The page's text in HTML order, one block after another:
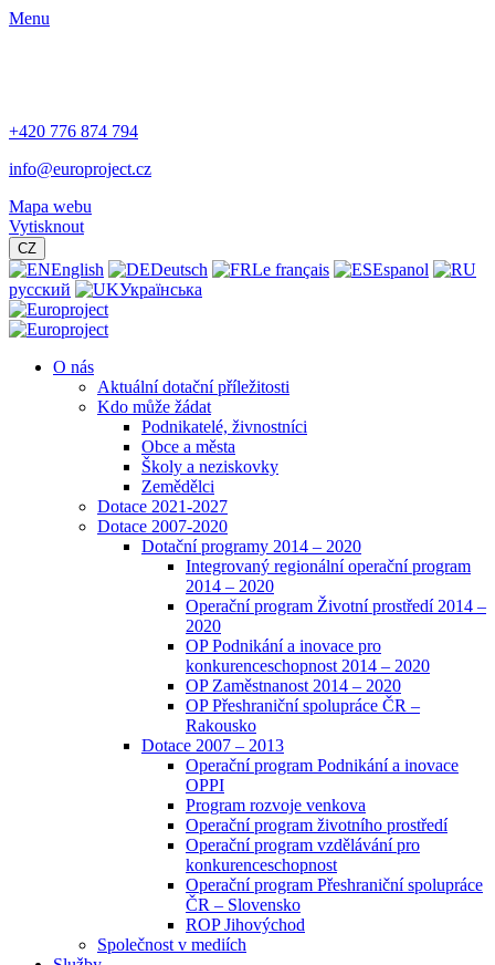
Menu
+420 776 874 794
info@europroject.cz
Mapa webu
Vytisknout
CZ
English Deutsch Le français
Espanol
русский
Українська
O nás
Aktuální dotační příležitosti
Kdo může žádat
Podnikatelé, živnostníci
Obce a města
Školy a neziskovky
Zemědělci
Dotace 2021-2027
Dotace 2007-2020
Dotační programy 2014 – 2020
Integrovaný regionální operační program
2014 – 2020
Operační program Životní prostředí 2014 –
2020
OP Podnikání a inovace pro
konkurenceschopnost 2014 – 2020
OP Zaměstnanost 2014 – 2020
OP Přeshraniční spolupráce ČR –
Rakousko
Dotace 2007 – 2013
Operační program Podnikání a inovace
OPPI
Program rozvoje venkova
Operační program životního prostředí
Operační program vzdělávání pro
konkurenceschopnost
Operační program Přeshraniční spolupráce
ČR – Slovensko
ROP Jihovýchod
Společnost v mediích